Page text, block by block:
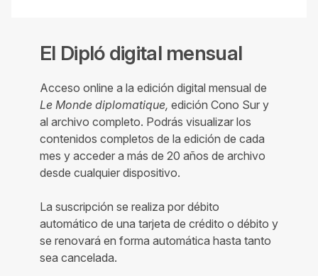
El Dipló digital mensual
Acceso online a la edición digital mensual de
Le Monde diplomatique, edición Cono Sur y
al archivo completo. Podrás visualizar los
contenidos completos de la edición de cada
mes y acceder a más de 20 años de archivo
desde cualquier dispositivo.
La suscripción se realiza por débito
automático de una tarjeta de crédito o débito y
se renovará en forma automática hasta tanto
sea cancelada.